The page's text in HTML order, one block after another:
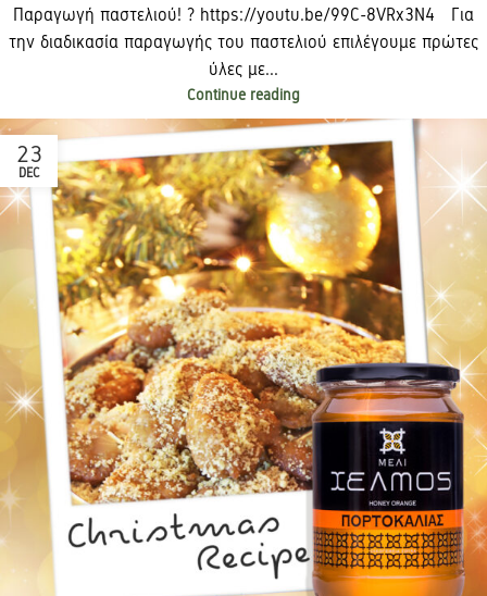
Παραγωγή παστελιού! ? https://youtu.be/99C-8VRx3N4 Για
την διαδικασία παραγωγής του παστελιού επιλέγουμε πρώτες
ύλες με...
Continue reading
23
DEC